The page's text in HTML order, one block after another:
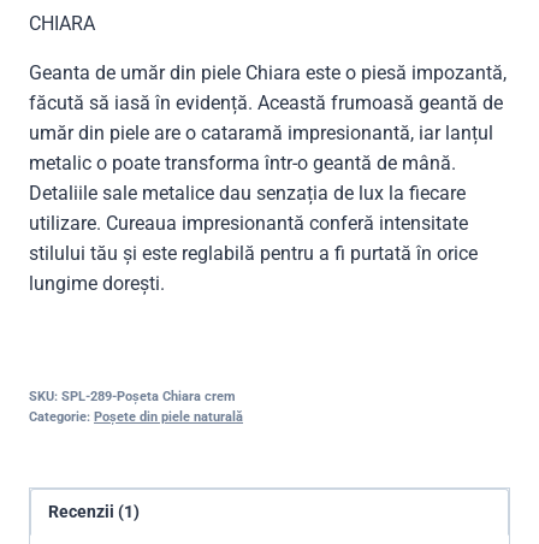
CHIARA
Geanta de umăr din piele Chiara este o piesă impozantă,
făcută să iasă în evidență. Această frumoasă geantă de
umăr din piele are o cataramă impresionantă, iar lanțul
metalic o poate transforma într-o geantă de mână.
Detaliile sale metalice dau senzația de lux la fiecare
utilizare. Cureaua impresionantă conferă intensitate
stilului tău și este reglabilă pentru a fi purtată în orice
lungime dorești.
SKU: SPL-289-Poșeta Chiara crem
Categorie: Poșete din piele naturală
Recenzii (1)